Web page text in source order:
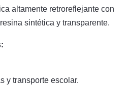
altamente retroreflejante con
sintética y transparente.
y transporte escolar.